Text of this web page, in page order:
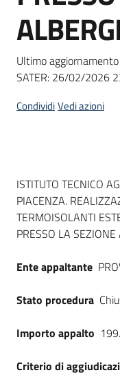
Seguici
su
Ultimo
SATER: 26/02/2026
CondividiVedi azioni
Dati del bando
ISTITUTO TECNICO
PIACENZA.
TERMOISOLANTI
PRESSO LA
Ente appaltante
Stato procedura
Importo appalto
Criterio di